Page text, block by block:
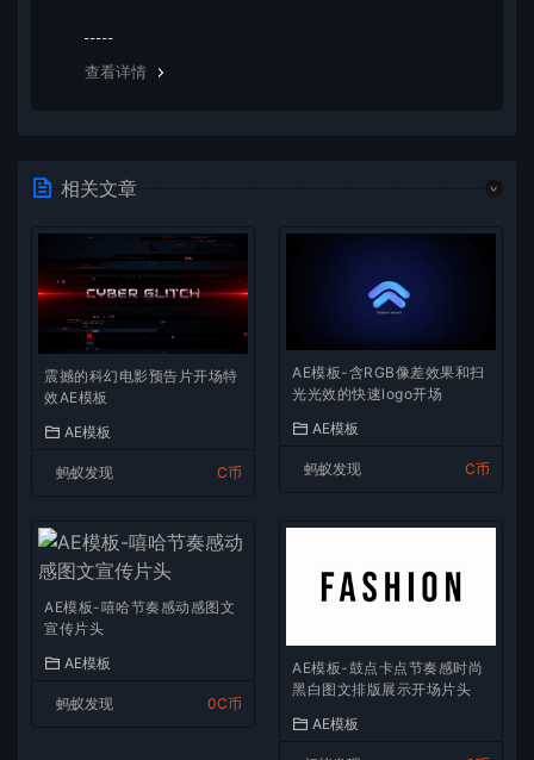
查看详情
相关文章
震撼的科幻电影预告片开场特
效AE模板
AE模板
蚂蚁发现 C币
AE模板-含RGB像差效果和扫
光光效的快速logo开场
AE模板
蚂蚁发现 C币
AE模板-嘻哈节奏感动感图文
宣传片头
AE模板
蚂蚁发现 0C币
AE模板-鼓点卡点节奏感时尚
黑白图文排版展示开场片头
AE模板